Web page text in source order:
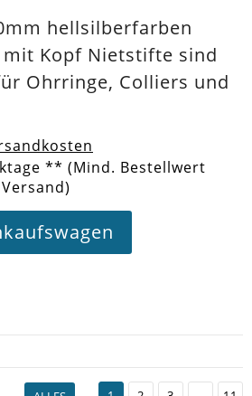
hellsilberfarben
Kopf Nietstifte sind
Ohrringe, Colliers und
** (Mind. Bestellwert